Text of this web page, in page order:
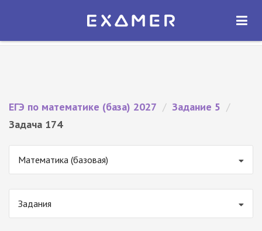
Экзамер — ЕГЭ 2027
ОТКРЫТЬ
ЕГЭ по математике (база) 2027 / Задание 5 /
Задача 174
Математика (базовая)
Задания